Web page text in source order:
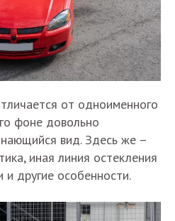
от одноименного
фоне довольно
вид. Здесь же –
иная линия остекления
и другие особенности.